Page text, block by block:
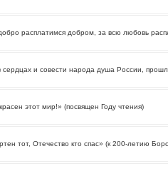
расплатимся добром, за всю любовь
сердцах и совести народа душа России,
этот мир!» (посвящен Году чтения)
тот, Отечество кто спас» (к 200-летию